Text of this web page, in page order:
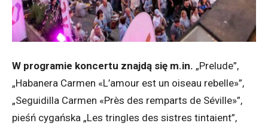
W programie koncertu znajdą się m.in. „Prelude”,
„Habanera Carmen «L’amour est un oiseau rebelle»”,
„Seguidilla Carmen «Près des remparts de Séville»”,
pieśń cygańska „Les tringles des sistres tintaient”,